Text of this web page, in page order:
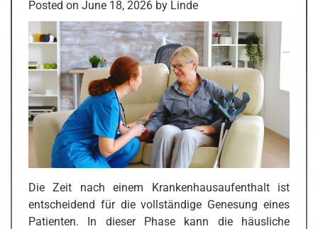
Posted on June 18, 2026 by Linde
Die Zeit nach einem Krankenhausaufenthalt ist
entscheidend für die vollständige Genesung eines
Patienten. In dieser Phase kann die häusliche